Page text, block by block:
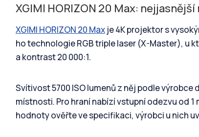
XGIMI HORIZON 20 Max:
XGIMI HORIZON 20 Max je 4K projektor s
ho technologie RGB triple laser (X-Master), u
a kontrast 20 000:1.
Svítivost 5700 ISO lumenů z něj podle
místnosti. Pro hraní nabízí vstupní odezvu od 1
hodnoty ověřte ve specifikaci, výrobci u nich